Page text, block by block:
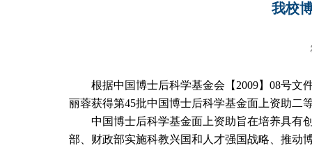
我校
根据中国博士后科学基金会【 2009】 08号文
丽蓉获得第45批中国博士后科学基金面上资助二
中国博士后科学基金面上资助旨在培养具有
部、财政部实施科教兴国和人才强国战略、推动